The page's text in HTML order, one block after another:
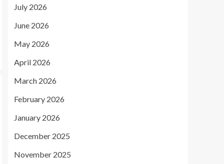
July 2026
June 2026
May 2026
April 2026
March 2026
February 2026
January 2026
December 2025
November 2025